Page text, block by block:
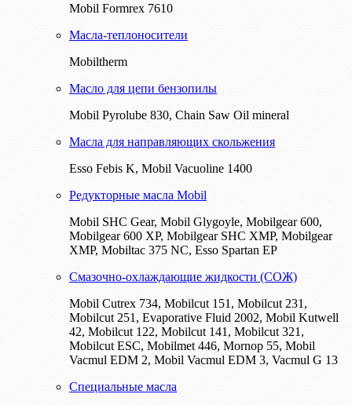
Mobil Formrex 7610
Масла-теплоносители
Mobiltherm
Масло для цепи бензопилы
Mobil Pyrolube 830, Chain Saw Oil mineral
Масла для направляющих скольжения
Esso Febis K, Mobil Vacuoline 1400
Редукторные масла Mobil
Mobil SHC Gear, Mobil Glygoyle, Mobilgear 600,
Mobilgear 600 XP, Mobilgear SHC XMP, Mobilgear
XМP, Mobiltac 375 NC, Esso Spartan EP
Смазочно-охлаждающие жидкости (СОЖ)
Mobil Cutrex 734, Mobilcut 151, Mobilcut 231,
Mobilcut 251, Evaporative Fluid 2002, Mobil Kutwell
42, Mobilcut 122, Mobilcut 141, Mobilcut 321,
Mobilcut ESC, Mobilmet 446, Mornop 55, Mobil
Vacmul EDM 2, Mobil Vacmul EDM 3, Vacmul G 13
Специальные масла